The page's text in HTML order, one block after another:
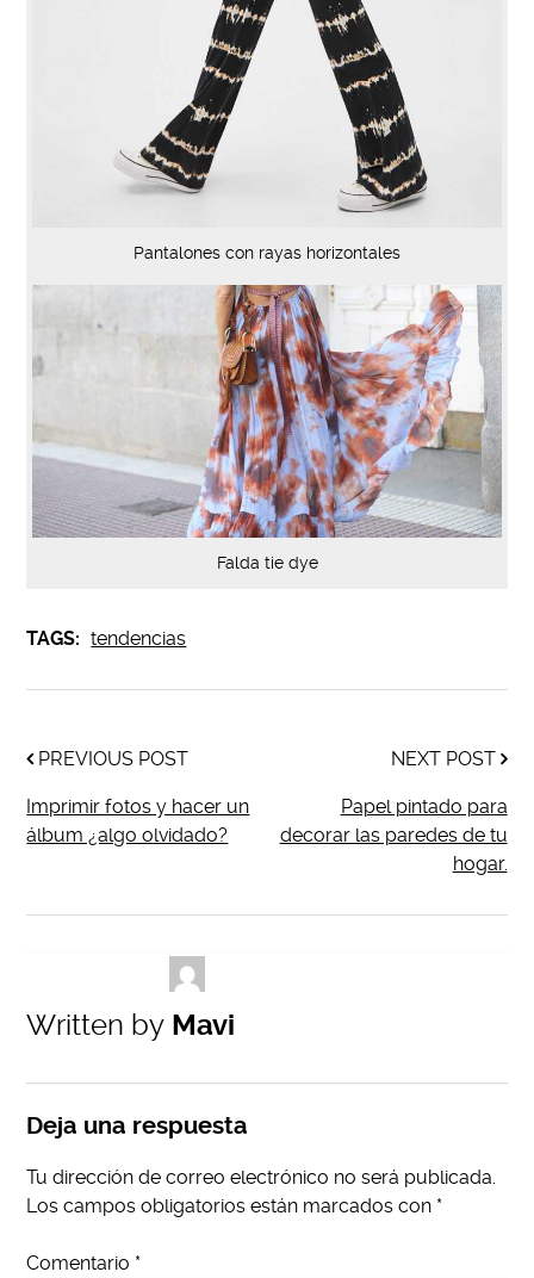
Pantalones con rayas horizontales
Falda tie dye
TAGS: tendencias
PREVIOUS POST
Imprimir fotos y hacer un
álbum ¿algo olvidado?
NEXT POST
Papel pintado para
decorar las paredes de tu
hogar.
Written by Mavi
Deja una respuesta
Tu dirección de correo electrónico no será publicada.
Los campos obligatorios están marcados con *
Comentario *